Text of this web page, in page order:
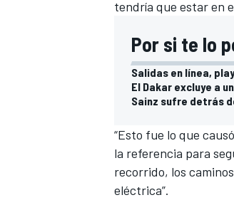
tendría que estar en
Por si te lo
Salidas en línea,
El Dakar excluye a
Sainz sufre detrás
“Esto fue lo que
la referencia para
recorrido, los
eléctrica”.